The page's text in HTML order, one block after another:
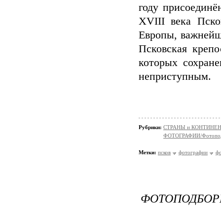
году
XVIII века
Европы,
Псковская
которых
неприступным.
Рубрики: СТРАНЫ и
ФОТОГРАФИИ/
Метки: псков фотографии